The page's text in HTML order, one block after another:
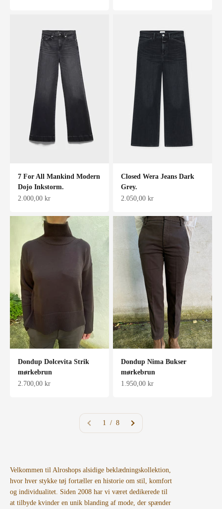
7 For All Mankind Modern
Dojo Inkstorm.
Salgspris
2.000,00 kr
Closed Wera Jeans Dark
Grey.
Salgspris
2.050,00 kr
Dondup Dolcevita Strik
mørkebrun
Salgspris
2.700,00 kr
Dondup Nima Bukser
mørkebrun
Salgspris
1.950,00 kr
1 / 8
Velkommen til Alroshops alsidige beklædningskollektion,
hvor hver stykke tøj fortæller en historie om stil, komfort
og individualitet. Siden 2008 har vi været dedikerede til
at tilbyde kvinder en unik blanding af mode, der spænder